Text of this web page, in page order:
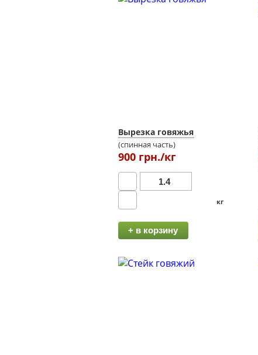
Вырезка говяжья
(спинная часть)
900 грн./кг
кг